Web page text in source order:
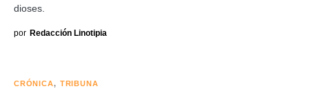
dioses.
por Redacción Linotipia
CRÓNICA TRIBUNA